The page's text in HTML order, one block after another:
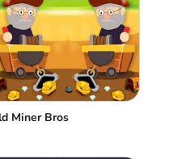
Miner Bros